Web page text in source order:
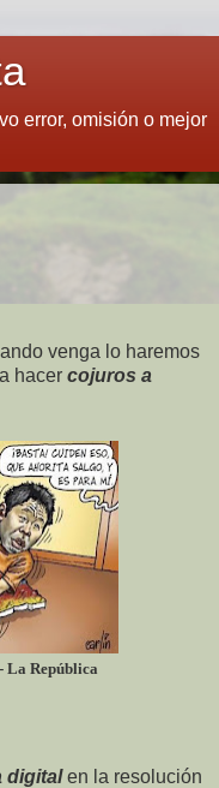
error, omisión o mejor
venga lo haremos
hacer cojuros a
La República
digitalen la resolución